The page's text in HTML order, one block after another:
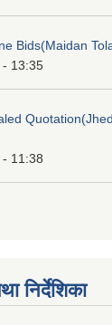
Bids(Maidan
- 13:35
11:38
निर्देशिका